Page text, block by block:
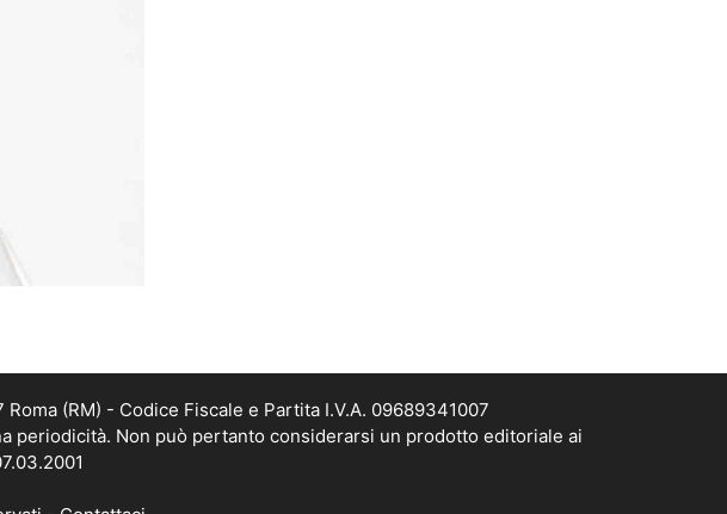
(RM) - Codice Fiscale e Partita I.V.A. 09689341007
periodicità. Non può pertanto considerarsi un prodotto editoriale ai